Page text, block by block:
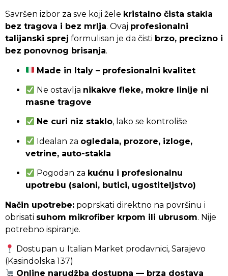
Savršen izbor za sve koji žele kristalno čista stakla
bez tragova i bez mrlja. Ovaj profesionalni
talijanski sprej formulisan je da čisti brzo, precizno i
bez ponovnog brisanja.
Made in Italy – profesionalni kvalitet
Ne ostavlja nikakve fleke, mokre linije ni
masne tragove
Ne curi niz staklo, lako se kontroliše
Idealan za ogledala, prozore, izloge,
vetrine, auto-stakla
Pogodan za kućnu i profesionalnu
upotrebu (saloni, butici, ugostiteljstvo)
Način upotrebe: poprskati direktno na površinu i
obrisati suhom mikrofiber krpom ili ubrusom. Nije
potrebno ispiranje.
Dostupan u Italian Market prodavnici, Sarajevo
(Kasindolska 137)
Online narudžba dostupna — brza dostava